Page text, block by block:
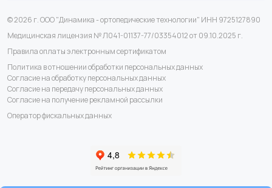
© 2026 г. ООО "Динамика - ортопедические технологии" ИНН 9725127890
Медицинская лицензия № Л041-01137-77/03354012 от 09.10.2025 г.
Правила оплаты электронным сертификатом
Политика в отношении обработки персональных данных
Согласие на обработку персональных данных
Согласие на передачу персональных данных
Согласие на получение рекламной рассылки
Оператор фискальных данных